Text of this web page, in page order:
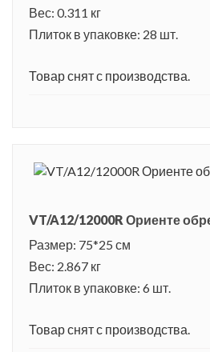
Вес: 0.311 кг
Плиток в упаковке: 28 шт.
Товар снят с производства.
VT/A12/12000R Ориенте
Размер: 75*25 см
Вес: 2.867 кг
Плиток в упаковке: 6 шт.
Товар снят с производства.